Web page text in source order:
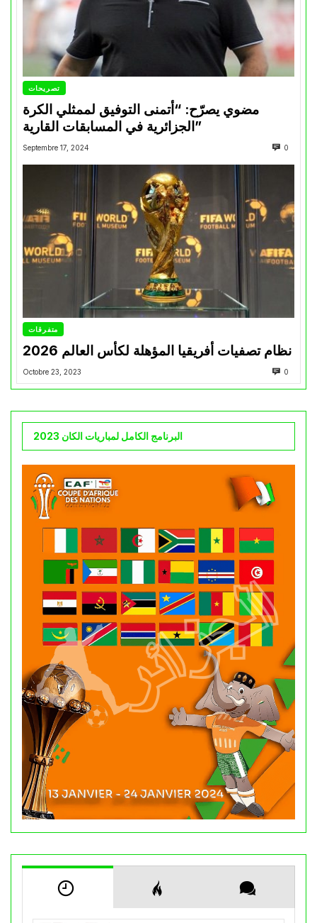
تصريحات
مضوي يصرّح: “أتمنى التوفيق لممثلي الكرة
الجزائرية في المسابقات القارية”
Septembre 17, 2024 0
متفرقات
نظام تصفيات أفريقيا المؤهلة لكأس العالم 2026
Octobre 23, 2023 0
البرنامج الكامل لمباريات الكان 2023